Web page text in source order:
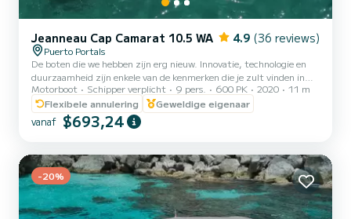
Jeanneau Cap Camarat 10.5 WA 4.9 (36 reviews)
Puerto Portals
De boten die we hebben zijn erg nieuw. Innovatie, technologie en
duurzaamheid zijn enkele van de kenmerken die je zult vinden in
onze boten. Onze boot JEANNEAU CAP CAMARAT is perfect om
een dag door te brengen met je partner, familie of vrienden en te
genieten van de beste baaien die Mallorca te bieden heeft. •
Modulair ontwerp dat configuraties mogelijk maakt die door de
Veilige en gemakkelijke toegang tot de boeg met boegpr...
Motorboot Schipper verplicht 9 pers. 600 PK 2020
11 m
Flexibele annulering
Geweldige eigenaar
vanaf $693,24
-20%